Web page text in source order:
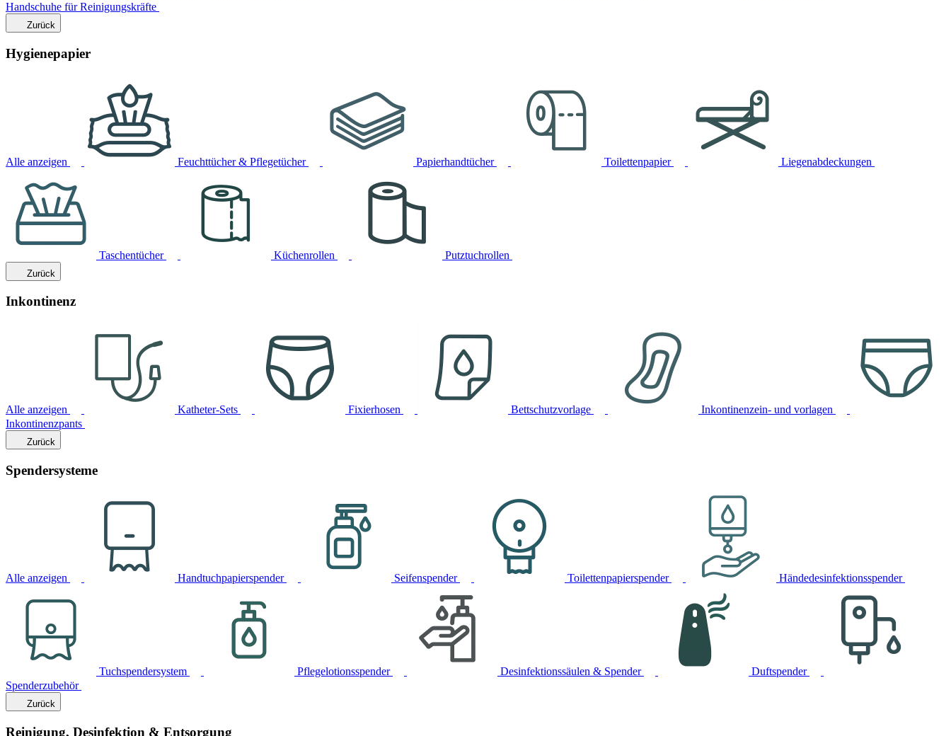
Handschuhe für Reinigungskräfte
Zurück
Hygienepapier
Alle anzeigen Feuchttücher & Pflegetücher Papierhandtücher Toilettenpapier Liegenabdeckungen
Taschentücher Küchenrollen Putztuchrollen
Zurück
Inkontinenz
Alle anzeigen Katheter-Sets Fixierhosen Bettschutzvorlage
Inkontinenzein- und vorlagen
Inkontinenzpants
Zurück
Spendersysteme
Alle anzeigen Handtuchpapierspender Seifenspender Toilettenpapierspender Händedesinfektionsspender
Tuchspendersystem Pflegelotionsspender Desinfektionssäulen & Spender
Duftspender
Spenderzubehör
Zurück
Reinigung, Desinfektion & Entsorgung